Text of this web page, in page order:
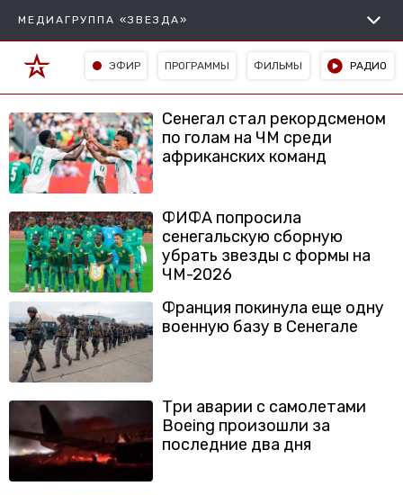
МЕДИАГРУППА «ЗВЕЗДА»
ЭФИР ПРОГРАММЫ ФИЛЬМЫ РАДИО
Сенегал стал рекордсменом
по голам на ЧМ среди
африканских команд
ФИФА попросила
сенегальскую сборную
убрать звезды с формы на
ЧМ-2026
Франция покинула еще одну
военную базу в Сенегале
Три аварии с самолетами
Boeing произошли за
последние два дня